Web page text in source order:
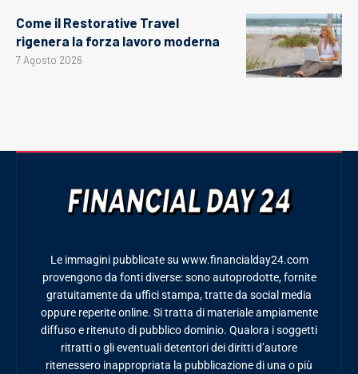
Come il Restorative Travel
rigenera la forza lavoro moderna
7 Agosto 2026
Le immagini pubblicate su www.financialday24.com
provengono da fonti diverse: sono autoprodotte, fornite
gratuitamente da uffici stampa, tratte da social media
oppure reperite online. Si tratta di materiale ampiamente
diffuso e ritenuto di pubblico dominio. Qualora i soggetti
ritratti o gli eventuali detentori dei diritti d’autore
ritenessero inappropriata la pubblicazione di una o più